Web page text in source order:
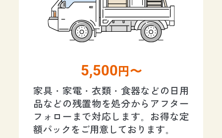
5,500 円〜
家具・家電・衣類・食器などの日用
品などの残置物を処分からアフター
フォローまで対応します。お得な定
額パックをご用意しております。